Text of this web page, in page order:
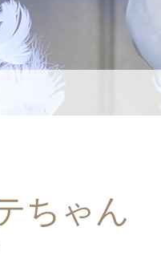
ちゃん